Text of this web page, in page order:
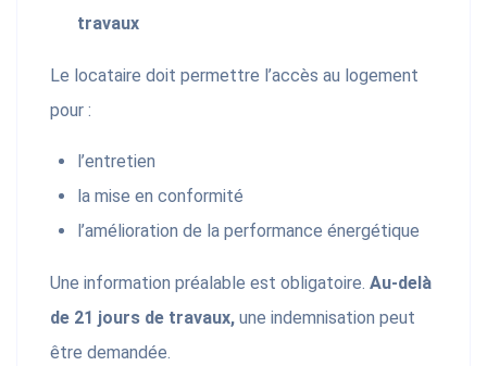
travaux
Le locataire doit permettre l’accès au logement
pour :
l’entretien
la mise en conformité
l’amélioration de la performance énergétique
Une information préalable est obligatoire. Au-delà
de 21 jours de travaux, une indemnisation peut
être demandée.